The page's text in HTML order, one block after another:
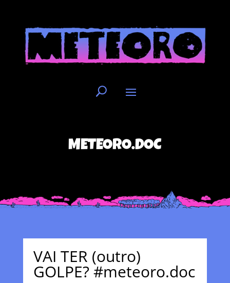
METEORO.DOC
VAI TER (outro)
GOLPE? #meteoro.doc